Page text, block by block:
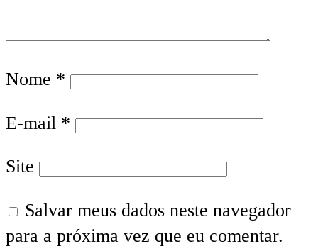
Nome *
E-mail *
Site
Salvar meus dados neste navegador
para a próxima vez que eu comentar.